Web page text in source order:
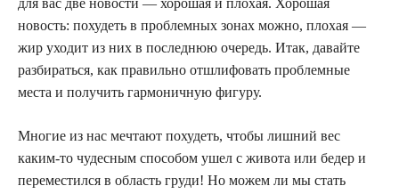
для вас две новости — хорошая и плохая. Хорошая
новость: похудеть в проблемных зонах можно, плохая —
жир уходит из них в последнюю очередь. Итак, давайте
разбираться, как правильно отшлифовать проблемные
места и получить гармоничную фигуру.
Многие из нас мечтают похудеть, чтобы лишний вес
каким-то чудесным способом ушел с живота или бедер и
переместился в область груди! Но можем ли мы стать